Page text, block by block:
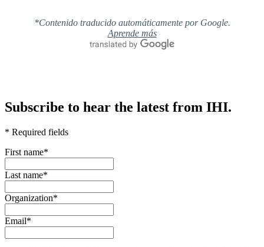
*Contenido traducido automáticamente por Google.
Aprende más
Subscribe to hear the latest from IHI.
* Required fields
First name*
Last name*
Organization*
Email*